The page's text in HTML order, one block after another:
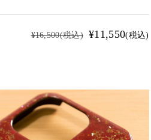
¥16,500(税込) ¥11,550(税込)